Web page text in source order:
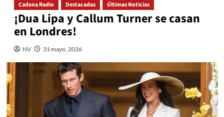
Cadena Radio Destacadas Últimas Noticias
¡Dua Lipa y Callum Turner se casan
en Londres!
NV 31 mayo, 2026